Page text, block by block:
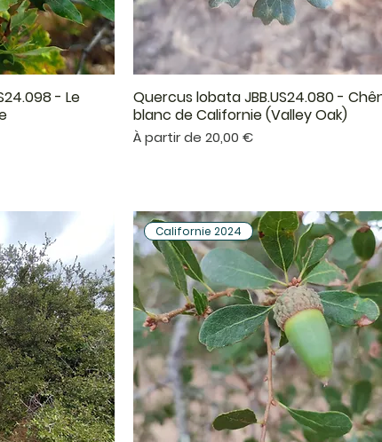
- Le
Aperçu rapide
Quercus lobata JBB.US24.080 -
blanc de Californie (Valley Oak)
À partir de 20,00 €
Prix promotionnel
Californie 2024